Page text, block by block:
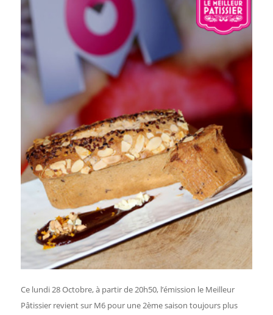
Ce lundi 28 Octobre, à partir de 20h50, l’émission le Meilleur
Pâtissier revient sur M6 pour une 2ème saison toujours plus